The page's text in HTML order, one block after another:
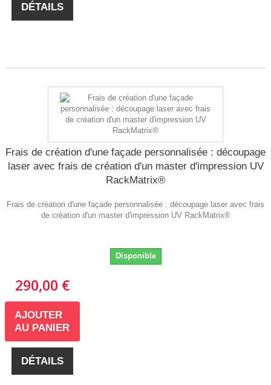
DÉTAILS
Frais de création d'une façade personnalisée : découpage
laser avec frais de création d'un master d'impression UV
RackMatrix®
Frais de création d'une façade personnalisée : découpage laser avec frais
de création d'un master d'impression UV RackMatrix®
Disponible
290,00 €
AJOUTER
AU PANIER
DÉTAILS